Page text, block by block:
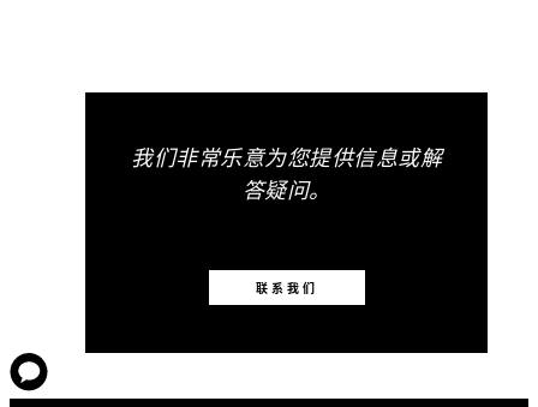
我们非常乐意为您提供信息或解
答疑问。
联系我们